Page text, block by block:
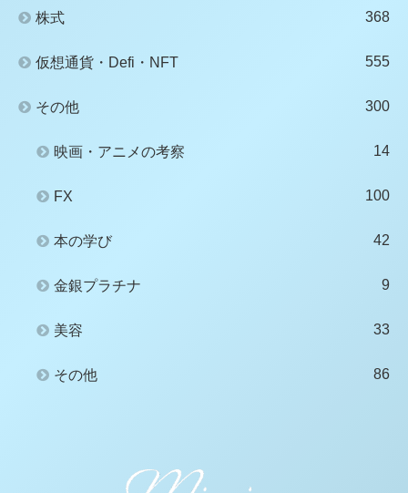
株式 368
仮想通貨・Defi・NFT 555
その他 300
映画・アニメの考察 14
FX 100
本の学び 42
金銀プラチナ 9
美容 33
その他 86